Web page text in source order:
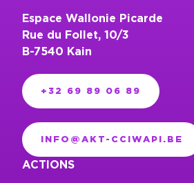
Espace Wallonie Picarde
Rue du Follet, 10/3
B-7540 Kain
+32 69 89 06 89
INFO@AKT-CCIWAPI.BE
ACTIONS